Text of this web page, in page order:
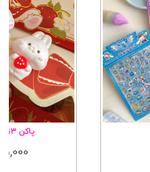
پاکن ۳تایی خرگوش